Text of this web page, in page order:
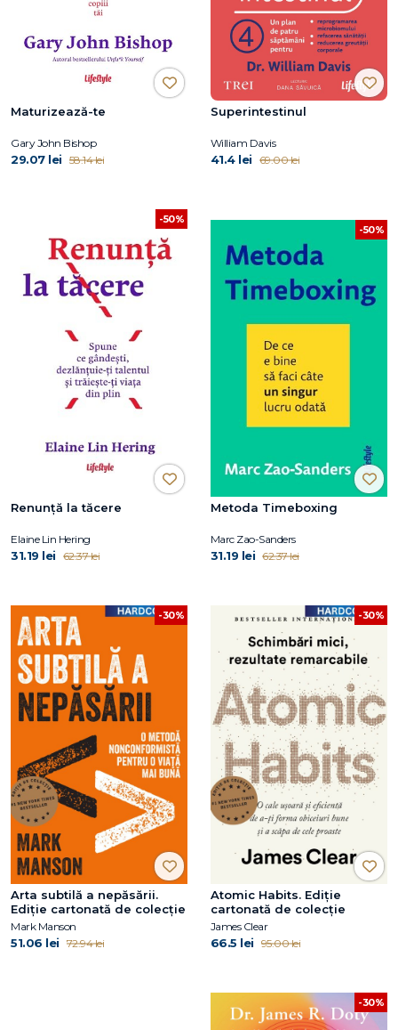
Maturizează-te
Gary John Bishop
29.07 lei 58.14 lei
Superintestinul
William Davis
41.4 lei 69.00 lei
-50%
Renunță la tăcere
Elaine Lin Hering
31.19 lei 62.37 lei
-50%
Metoda Timeboxing
Marc Zao-Sanders
31.19 lei 62.37 lei
-30%
Arta subtilă a nepăsării.
Ediție cartonată de colecție
Mark Manson
51.06 lei 72.94 lei
-30%
Atomic Habits. Ediție
cartonată de colecție
James Clear
66.5 lei 95.00 lei
-30%